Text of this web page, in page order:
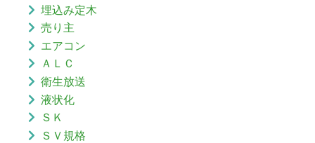
埋込み定木
売り主
エアコン
ＡＬＣ
衛生放送
液状化
ＳＫ
ＳＶ規格